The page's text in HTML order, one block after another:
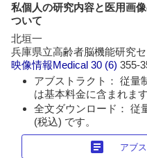
私個人の研究内容と医用画
ついて
北垣一
兵庫県立高齢者脳機能研究
映像情報Medical 30 (6)355-
アブストラクト： 従量
は基本料金に含まれます
全文ダウンロード： 従
(税込) です。
article アブ